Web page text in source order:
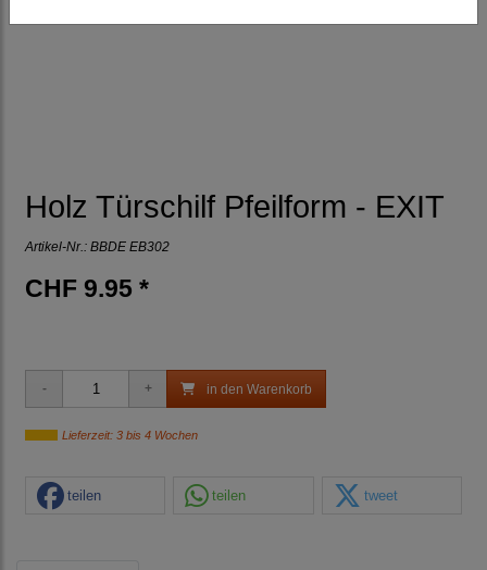
Holz Türschilf Pfeilform - EXIT
Artikel-Nr.: BBDE EB302
CHF 9.95 *
in den Warenkorb
Lieferzeit: 3 bis 4 Wochen
teilen teilen tweet